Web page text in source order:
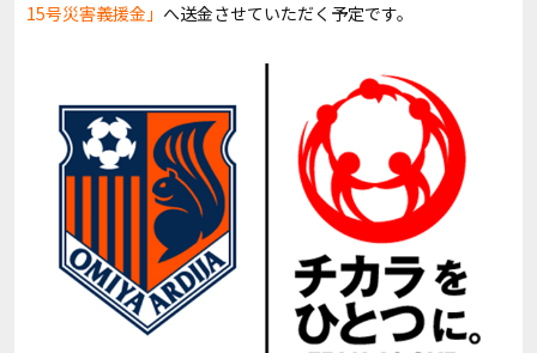
15号災害義援金」 へ送金させていただく予定です。